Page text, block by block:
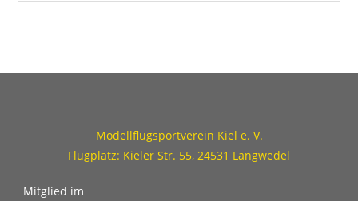
Modellflugsportverein Kiel e. V.
Flugplatz: Kieler Str. 55, 24531 Langwedel
Mitglied im